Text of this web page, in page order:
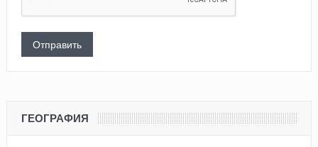
ГЕОГРАФИЯ